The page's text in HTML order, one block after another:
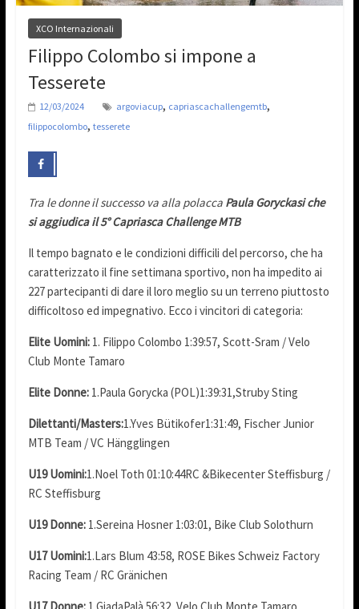
XCO Internazionali
Filippo Colombo si impone a
Tesserete
12/03/2024 argoviacup, capriascachallengemtb,
filippocolombo, tesserete
Tra le donne il successo va alla polacca Paula Goryckasi che
si aggiudica il 5° Capriasca Challenge MTB
Il tempo bagnato e le condizioni difficili del percorso, che ha
caratterizzato il fine settimana sportivo, non ha impedito ai
227 partecipanti di dare il loro meglio su un terreno piuttosto
difficoltoso ed impegnativo. Ecco i vincitori di categoria:
Elite Uomini: 1. Filippo Colombo 1:39:57, Scott-Sram / Velo
Club Monte Tamaro
Elite Donne: 1.Paula Gorycka (POL)1:39:31,Struby Sting
Dilettanti/Masters:1.Yves Bütikofer1:31:49, Fischer Junior
MTB Team / VC Hängglingen
U19 Uomini:1.Noel Toth 01:10:44RC &Bikecenter Steffisburg /
RC Steffisburg
U19 Donne: 1.Sereina Hosner 1:03:01, Bike Club Solothurn
U17 Uomini:1.Lars Blum 43:58, ROSE Bikes Schweiz Factory
Racing Team / RC Gränichen
U17 Donne: 1.GiadaPalà 56:32, Velo Club Monte Tamaro